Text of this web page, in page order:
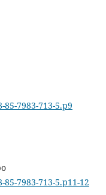
7983-713-5.p9
7983-713-5.p11-12